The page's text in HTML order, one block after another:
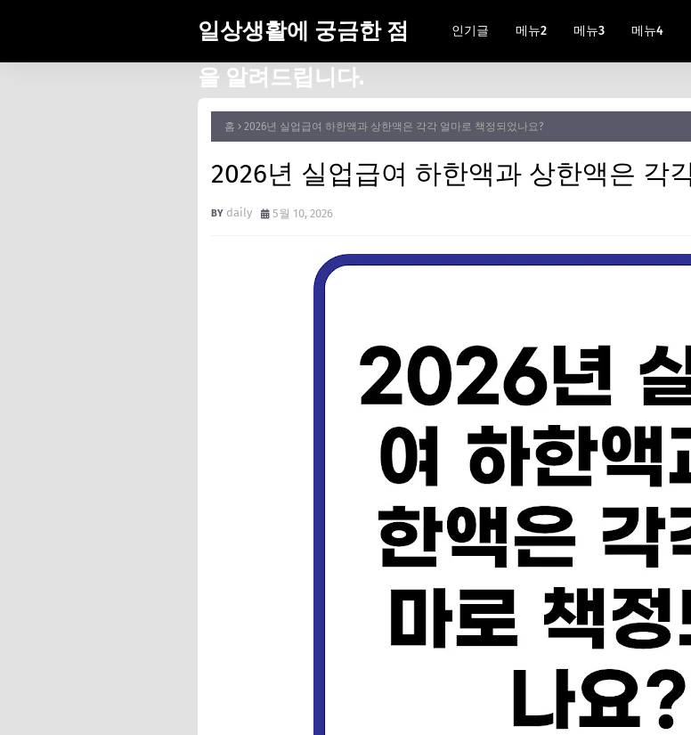
일상생활에 궁금한 점
을 알려드립니다.
인기글 메뉴2 메뉴3 메뉴4
홈 2026년 실업급여 하한액과 상한액은 각각 얼마로 책정되었나요?
2026년 실업급여 하한액과 상한액은 각
daily 5월 10, 2026